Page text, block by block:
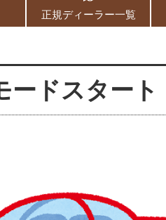
正規ディーラー一覧
ドスタート